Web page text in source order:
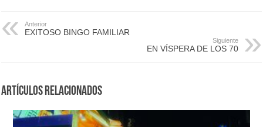
Anterior
EXITOSO BINGO FAMILIAR
Siguiente
EN VÍSPERA DE LOS 70
Artículos Relacionados